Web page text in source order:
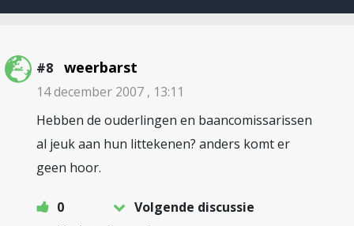
#8 weerbarst
14 december 2007 , 13:11
Hebben de ouderlingen en baancomissarissen
al jeuk aan hun littekenen? anders komt er
geen hoor.
0
Volgende discussie